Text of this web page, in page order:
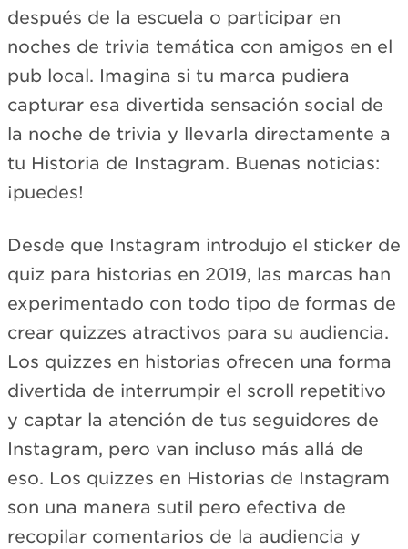
después de la escuela o participar en
noches de trivia temática con amigos en el
pub local. Imagina si tu marca pudiera
capturar esa divertida sensación social de
la noche de trivia y llevarla directamente a
tu Historia de Instagram. Buenas noticias:
¡puedes!
Desde que Instagram introdujo el sticker de
quiz para historias en 2019, las marcas han
experimentado con todo tipo de formas de
crear quizzes atractivos para su audiencia.
Los quizzes en historias ofrecen una forma
divertida de interrumpir el scroll repetitivo
y captar la atención de tus seguidores de
Instagram, pero van incluso más allá de
eso. Los quizzes en Historias de Instagram
son una manera sutil pero efectiva de
recopilar comentarios de la audiencia y